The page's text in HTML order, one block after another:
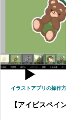
イラストアプリの操作方